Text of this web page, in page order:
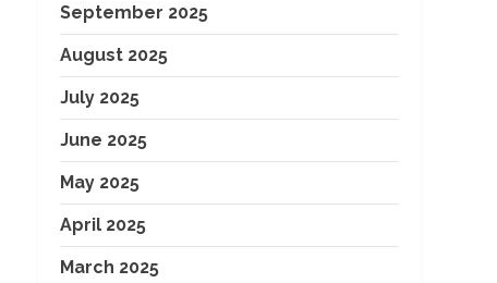
September 2025
August 2025
July 2025
June 2025
May 2025
April 2025
March 2025